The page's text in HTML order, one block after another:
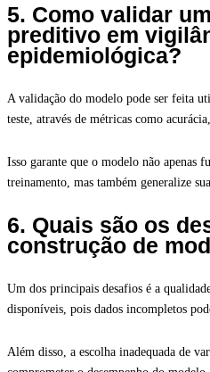
5. Como validar
preditivo em
epidemiológica?
A validação do modelo pode ser feita
teste, através de métricas como
Isso garante que o modelo não apenas
treinamento, mas também generalize
6. Quais são os
construção de
Um dos principais desafios é a
disponíveis, pois dados incompletos
Além disso, a escolha inadequada de